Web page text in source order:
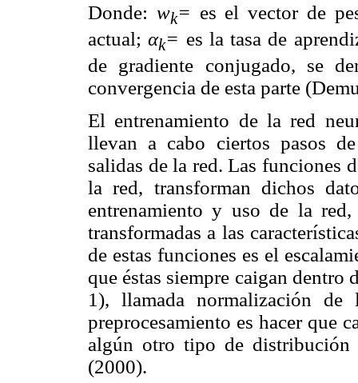
Donde: wk= es el vector de
actual;αk= es la tasa de
de gradiente conjugado, se
convergencia de esta parte
El entrenamiento de la red
llevan a cabo ciertos pasos
salidas de la red. Las funciones
la red, transforman dichos
entrenamiento y uso de la
transformadas a las
de estas funciones es el
que éstas siempre caigan
1), llamada normalización
preprocesamiento es hacer que
algún otro tipo de distribución
(2000).